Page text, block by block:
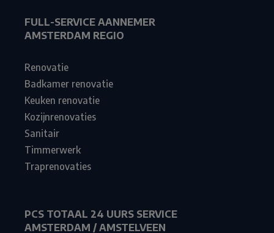
FULL-SERVICE AANNEMER
AMSTERDAM REGIO
Renovatie
Badkamer renovatie
Keuken renovatie
Kozijnrenovaties
Sanitair
Timmerwerk
Traprenovaties
PCS TOTAAL 24 UURS SERVICE
AMSTERDAM / AMSTELVEEN